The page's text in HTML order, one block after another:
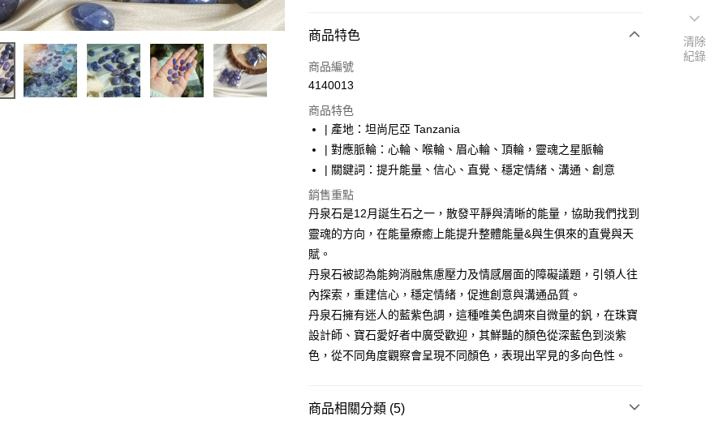
付款方式
信用卡一次付款
LINE Pay
Apple Pay
悠遊付
運送方式
全家取貨付款
每筆NT$80，滿NT$3,000(含以上)免運費
每筆NT$80，滿NT$3,000(含以上)免運費
商品特色
商品編號
4140013
商品特色
| 產地：坦尚尼亞 Tanzania
| 對應脈輪：心輪、喉輪、眉心輪、頂輪，靈魂之星脈輪
| 關鍵詞：提升能量、信心、直覺、穩定情緒、溝通、創意
銷售重點
丹泉石是12月誕生石之一，散發平靜與清晰的能量，協助我們找到
靈魂的方向，在能量療癒上能提升整體能量&與生俱來的直覺與天
賦。
丹泉石被認為能夠消融焦慮壓力及情感層面的障礙議題，引領人往
內探索，重建信心，穩定情緒，促進創意與溝通品質。
丹泉石擁有迷人的藍紫色調，這種唯美色調來自微量的釩，在珠寶
設計師、寶石愛好者中廣受歡迎，其鮮豔的顏色從深藍色到淡紫
色，從不同角度觀察會呈現不同顏色，表現出罕見的多向色性。
商品相關分類 (5)
清除
紀錄